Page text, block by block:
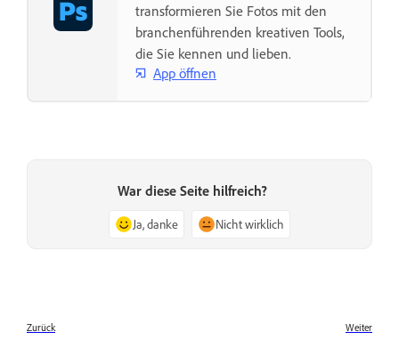
transformieren Sie Fotos mit den
branchenführenden kreativen Tools,
die Sie kennen und lieben.
App öffnen
War diese Seite hilfreich?
Ja, danke Nicht wirklich
Zurück Weiter